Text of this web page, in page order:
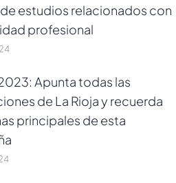
estudios relacionados con
profesional
Apunta todas las
de La Rioja y recuerda
principales de esta